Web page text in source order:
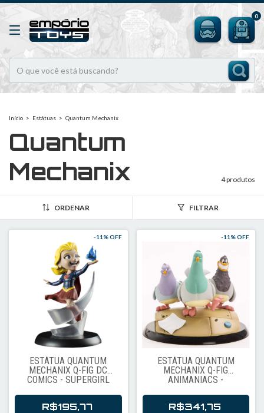
0
Início > Estátuas > Quantum Mechanix
Quantum
Mechanix
4 produtos
ORDENAR FILTRAR
ESTÁTUA QUANTUM
MECHANIX Q-FIG DC
COMICS - SUPERGIRL
-11 % OFF
R$195,77
ESTÁTUA QUANTUM
MECHANIX Q-FIG
ANIMANIACS -
-11 % OFF
R$341,75